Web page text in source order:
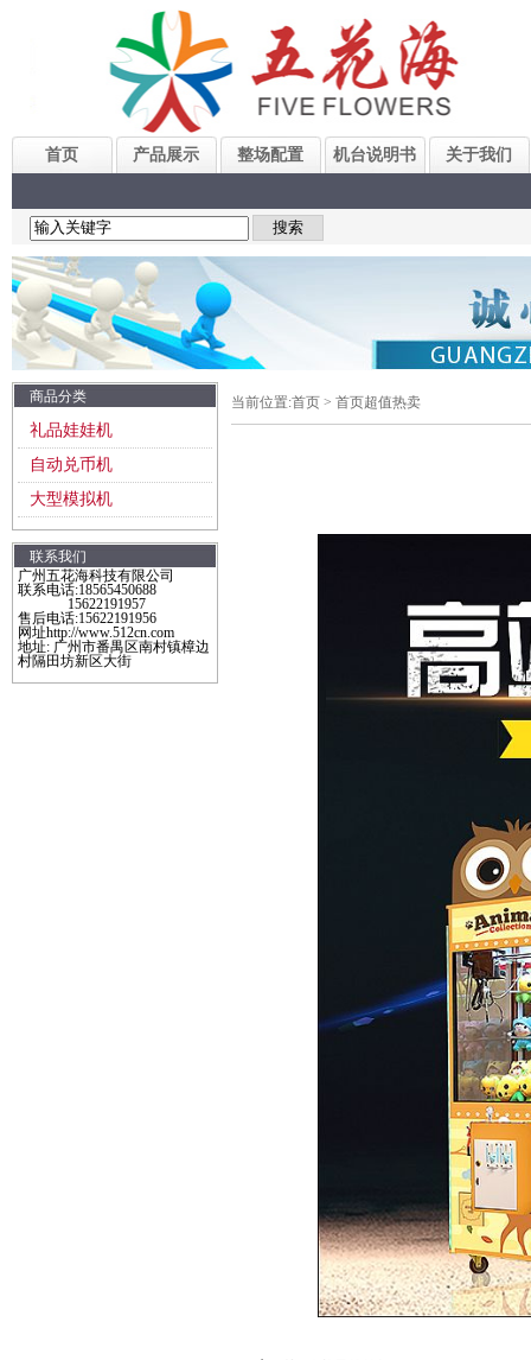
首页 产品展示 整场配置 机台说明书 关于我们
商品分类
礼品娃娃机
自动兑币机
大型模拟机
联系我们
广州五花海科技有限公司
联系电话:18565450688
15622191957
售后电话:15622191956
网址http://www.512cn.com
地址: 广州市番禺区南村镇樟边
村隔田坊新区大街
当前位置:首页 > 首页超值热卖